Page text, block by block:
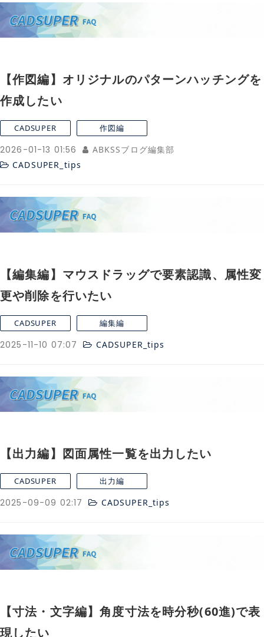
【作図編】オリジナルのパターンハッチングを
作成したい
CADSUPER 作図編
2026-01-13 01:56
ABKSSブログ編集部
CADSUPER_tips
【編集編】マウスドラッグで要素認識、属性変
更や削除を行いたい
CADSUPER 編集編
2025-11-10 07:07 CADSUPER_tips
【出力編】図面属性一覧を出力したい
CADSUPER 出力編
2025-09-09 02:17 CADSUPER_tips
【寸法・文字編】角度寸法を時分秒(60進)で表
現したい